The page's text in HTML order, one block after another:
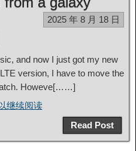
2025 年 8 月 18 日
and now I just got my new
version, I have to move the
Howeve[……]
继续阅读
Read Post